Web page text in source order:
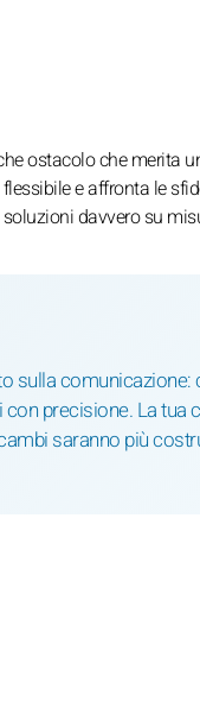
ostacolo che merita
e affronta le
davvero su
sulla
precisione. La
saranno più